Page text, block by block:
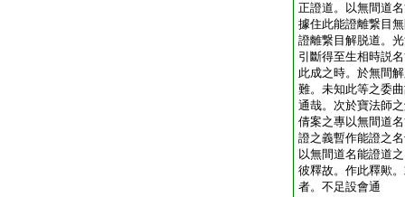
正證道。以無間道
據住此能證離繋目
證離繋目解脱道。
引斷得至生相時説
此成之時。於無間
難。未知此等之委
通哉。次於寶法師
倩案之專以無間道
證之義暫作能證之
以無間道名能證道
彼釋故。作此釋歟
者。不足設會通